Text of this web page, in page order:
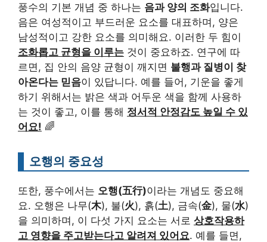
풍수의 기본 개념 중 하나는 음과 양의 조화입니다.
음은 여성적이고 부드러운 요소를 대표하며, 양은
남성적이고 강한 요소를 의미해요. 이러한 두 힘이
조화롭고 균형을 이루는 것이 중요하죠. 연구에 따
르면, 집 안의 음양 균형이 깨지면 불행과 질병이 찾
아온다는 믿음이 있답니다. 예를 들어, 기운을 좋게
하기 위해서는 밝은 색과 어두운 색을 함께 사용하
는 것이 좋고, 이를 통해 정서적 안정감도 높일 수 있
어요! 🌈
오행의 중요성
또한, 풍수에서는 오행(五行)이라는 개념도 중요해
요. 오행은 나무(木), 불(火), 흙(土), 금속(金), 물(水)
을 의미하며, 이 다섯 가지 요소는 서로 상호작용하
고 영향을 주고받는다고 알려져 있어요. 예를 들면,